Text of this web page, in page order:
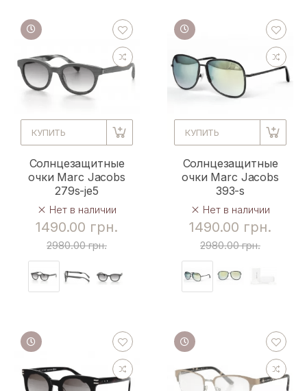
КУПИТЬ
Солнцезащитные
очки Marc Jacobs
279s-je5
Нет в наличии
1490.00 грн.
2980.00 грн.
КУПИТЬ
Солнцезащитные
очки Marc Jacobs
393-s
Нет в наличии
1490.00 грн.
2980.00 грн.